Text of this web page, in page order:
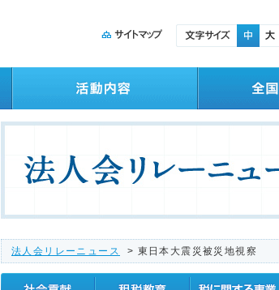
法人会リレーニュース > 東日本大震災被災地視察
社会貢献 租税教育 税に関する事業